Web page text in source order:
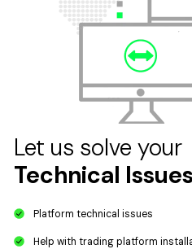
Let us solve your
Technical
Platform technical issues
Help with trading platform